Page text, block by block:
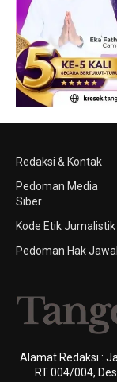
Redaksi & Kontak
Pedoman Media
Siber
Kode Etik Jurnalistik
Pedoman Hak
Alamat Redaksi :
RT 004/004,